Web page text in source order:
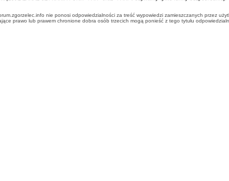
nie ponosi odpowiedzialności za treść wypowiedzi zamieszczanych przez
prawo lub prawem chronione dobra osób trzecich mogą ponieść z tego tytułu